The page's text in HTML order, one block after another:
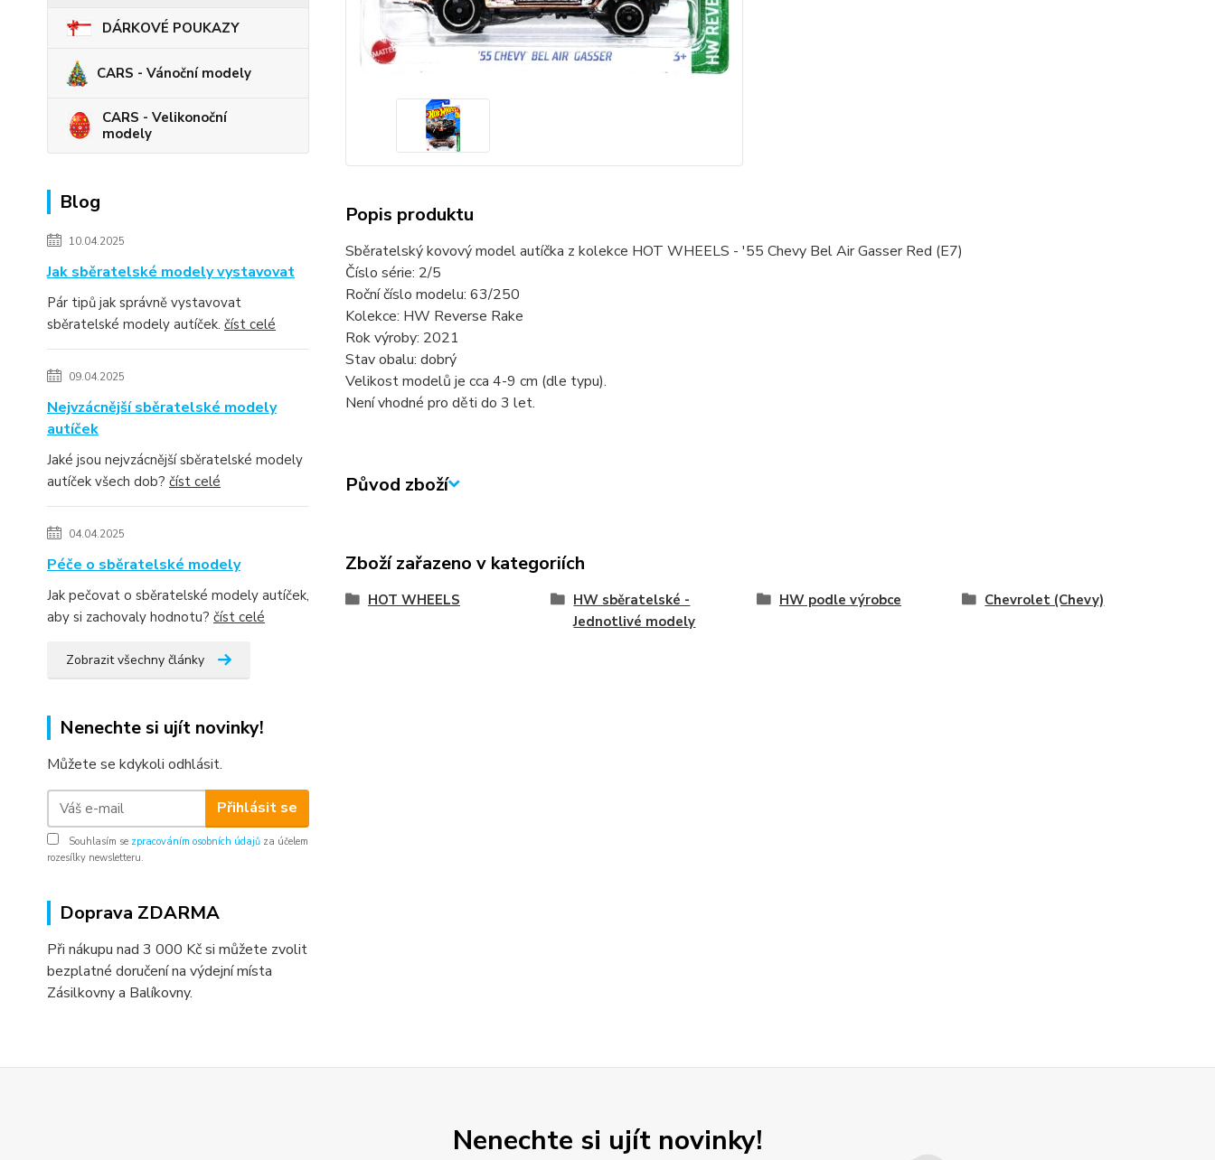
DÁRKOVÉ POUKAZY
CARS - Vánoční modely
CARS - Velikonoční
modely
Blog
10.04.2025
Jak sběratelské modely vystavovat
Pár tipů jak správně vystavovat
sběratelské modely autíček. číst celé
09.04.2025
Nejvzácnější sběratelské modely
autíček
Jaké jsou nejvzácnější sběratelské modely
autíček všech dob? číst celé
04.04.2025
Péče o sběratelské modely
Jak pečovat o sběratelské modely autíček,
aby si zachovaly hodnotu? číst celé
Zobrazit všechny články
Nenechte si ujít novinky!
Můžete se kdykoli odhlásit.
Přihlásit se
Souhlasím se zpracováním osobních údajů za účelem
rozesílky newsletteru.
Doprava ZDARMA
Při nákupu nad 3 000 Kč si můžete zvolit
bezplatné doručení na výdejní místa
Zásilkovny a Balíkovny.
Popis produktu
Sběratelský kovový model autíčka z kolekce HOT WHEELS - '55 Chevy Bel Air Gasser Red (E7)
Číslo série: 2/5
Roční číslo modelu: 63/250
Kolekce: HW Reverse Rake
Rok výroby: 2021
Stav obalu: dobrý
Velikost modelů je cca 4-9 cm (dle typu).
Není vhodné pro děti do 3 let.
Původ zboží
Zboží zařazeno v kategoriích
HOT WHEELS
HW sběratelské -
Jednotlivé modely
HW podle výrobce Chevrolet (Chevy)
Nenechte si ujít novinky!